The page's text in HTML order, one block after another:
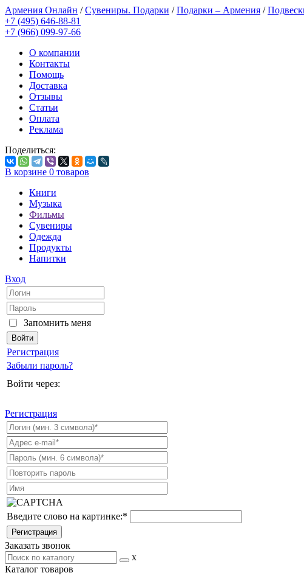
Армения Онлайн /Сувениры. Подарки /Подарки – Армения /
+7 (495) 646-88-81
+7 (966) 099-97-66
О компании
Контакты
Помощь
Доставка
Отзывы
Статьи
Оплата
Реклама
Поделиться:
В корзине 0 товаров
Книги
Музыка
Фильмы
Сувениры
Одежда
Продукты
Напитки
Вход
Запомнить меня
Регистрация
Забыли пароль?
Войти через:
Регистрация
Введите слово на картинке:*
Заказать звонок
x
Каталог товаров